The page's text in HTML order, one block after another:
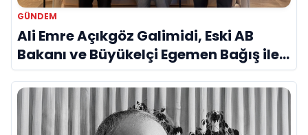
GÜNDEM
Ali Emre Açıkgöz Galimidi, Eski AB
Bakanı ve Büyükelçi Egemen Bağış ile
Bir Araya Geldi